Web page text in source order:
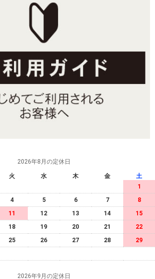
2026年8月の定休日
火 水 木 金
土
1
4 5 6 7
8
11 12 13 14
15
18 19 20 21
22
25 26 27 28
29
2026年9月の定休日